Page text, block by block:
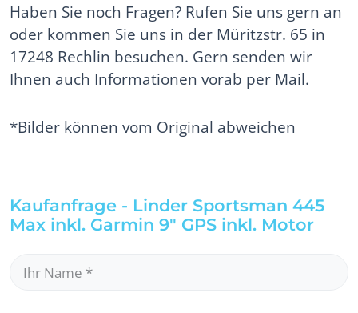
Kaufanfrage - Linder Sportsman 445
Max inkl. Garmin 9" GPS inkl. Motor
Ihr Name
Haben Sie noch Fragen? Rufen Sie uns gern an
oder kommen Sie uns in der Müritzstr. 65 in
17248 Rechlin besuchen. Gern senden wir
Ihnen auch Informationen vorab per Mail.
*Bilder können vom Original abweichen